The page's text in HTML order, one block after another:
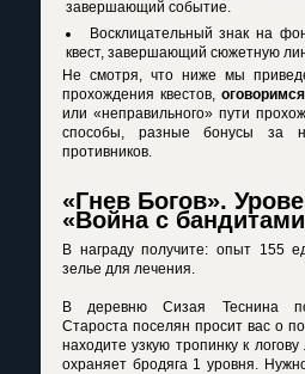
завершающий событие.
Восклицательный знак на
квест, завершающий сюжетную
Не смотря, что ниже мы
прохождения квестов,
или «неправильного» пути
способы, разные бонусы за
противников.
«Гнев Богов».
«Война с
В награду получите: опыт 155
зелье для лечения.
В деревню Сизая Теснина
Староста поселян просит вас о
находите узкую тропинку к
охраняет бродяга 1 уровня.